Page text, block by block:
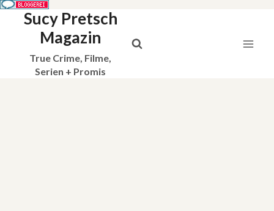
Sucy Pretsch
Magazin
True Crime, Filme,
Serien + Promis